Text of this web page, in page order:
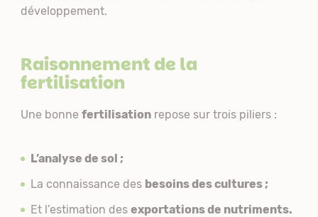
développement.
Raisonnement de la
fertilisation
Une bonne fertilisationrepose sur trois piliers :
L’analyse de sol ;
La connaissance des besoins des cultures ;
Et l’estimation des exportations de nutriments.